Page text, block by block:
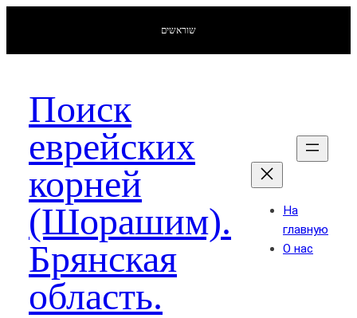
שוראשים
Поиск
еврейских
корней
(Шорашим).
Брянская
область.
На
главную
О нас